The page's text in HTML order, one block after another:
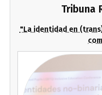
Tribuna
"La identidad en